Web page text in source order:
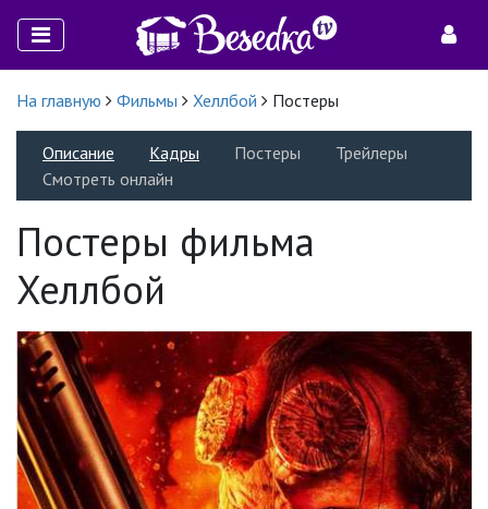
На главную Фильмы Хеллбой Постеры
Описание Кадры Постеры
Трейлеры
Смотреть онлайн
Постеры фильма
Хеллбой